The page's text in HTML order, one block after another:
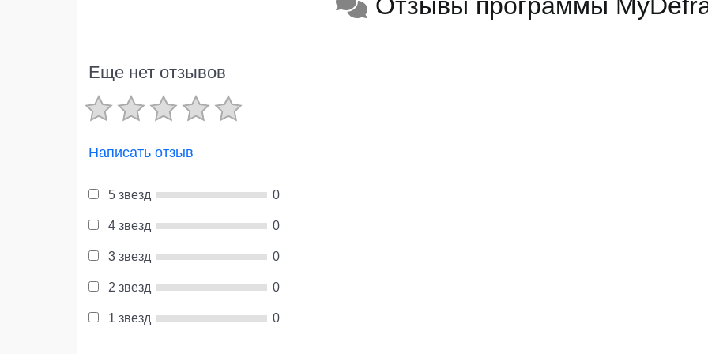
Еще нет отзывов
Написать отзыв
5 звезд 0
4 звезд 0
3 звезд 0
2 звезд 0
1 звезд 0